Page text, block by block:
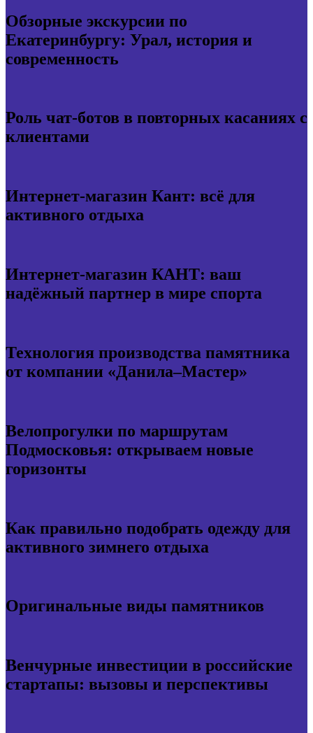
Обзорные экскурсии по
Екатеринбургу: Урал, история и
современность
Роль чат-ботов в повторных касаниях с
клиентами
Интернет-магазин Кант: всё для
активного отдыха
Интернет-магазин КАНТ: ваш
надёжный партнер в мире спорта
Технология производства памятника
от компании «Данила–Мастер»
Велопрогулки по маршрутам
Подмосковья: открываем новые
горизонты
Как правильно подобрать одежду для
активного зимнего отдыха
Оригинальные виды памятников
Венчурные инвестиции в российские
стартапы: вызовы и перспективы